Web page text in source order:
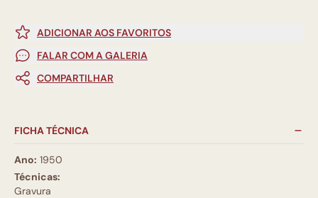
ADICIONAR AOS FAVORITOS
FALAR COM A GALERIA
COMPARTILHAR
FICHA TÉCNICA
Ano: 1950
Técnicas:
Gravura